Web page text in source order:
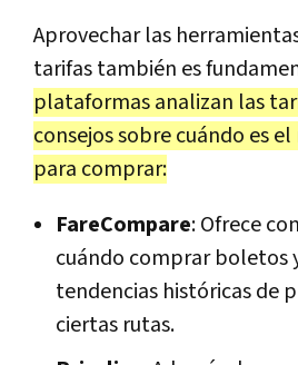
Aprovechar las
tarifas también es
plataformas analizan las
consejos sobre cuándo es
para comprar:
FareCompare: Ofrece
cuándo comprar boletos
tendencias históricas de
ciertas rutas.